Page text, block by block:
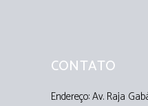
CONTATO
Endereço: Av. Raja